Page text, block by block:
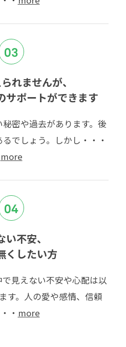
03
れませんが、
サポートができます
密や過去があります。後
でしょう。しかし・・・
more
04
い不安、
くしたい方
見えない不安や心配は以
す。人の愛や感情、信頼
・ more